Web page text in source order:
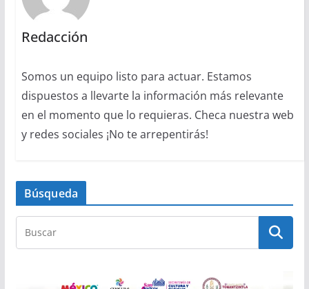
Redacción
Somos un equipo listo para actuar. Estamos
dispuestos a llevarte la información más relevante
en el momento que lo requieras. Checa nuestra web
y redes sociales ¡No te arrepentirás!
Búsqueda